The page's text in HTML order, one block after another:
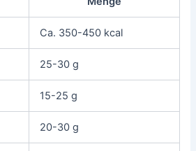
Ca. 350-450 kcal
25-30 g
15-25 g
20-30 g